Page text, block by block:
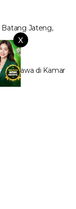
X
Batang Jateng,
Jawa di Kamar